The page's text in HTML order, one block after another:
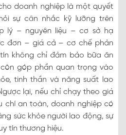
doanh nghiệp là một quyết
sự cân nhắc kỹ lưỡng trên
lý – nguyên liệu – cơ sở hạ
đơn – giá cả – cơ chế phản
không chỉ đảm bảo bữa ăn
góp phần quan trọng vào
tinh thần và năng suất lao
lại, nếu chỉ chạy theo giá
chí an toàn, doanh nghiệp có
sức khỏe người lao động, sự
tín thương hiệu.